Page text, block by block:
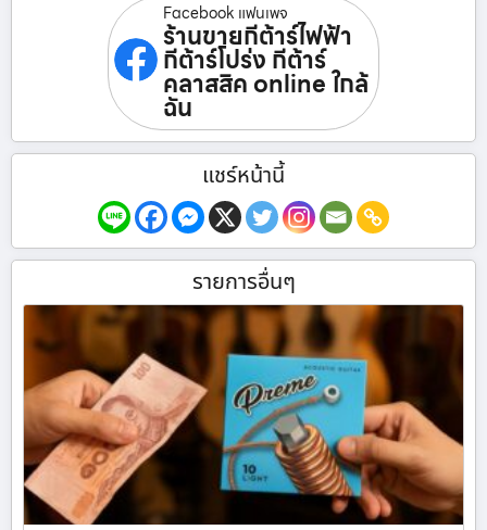
Facebook แฟนเพจ
ร้านขายกีต้าร์ไฟฟ้า
กีต้าร์โปร่ง กีต้าร์
คลาสสิค online ใกล้
ฉัน
แชร์หน้านี้
รายการอื่นๆ